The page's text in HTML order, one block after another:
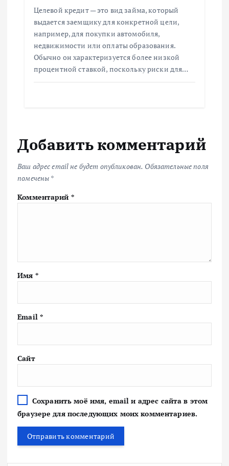
Целевой кредит — это вид займа, который
выдается заемщику для конкретной цели,
например, для покупки автомобиля,
недвижимости или оплаты образования.
Обычно он характеризуется более низкой
процентной ставкой, поскольку риски для…
Добавить комментарий
Ваш адрес email не будет опубликован. Обязательные поля
помечены *
Комментарий *
Имя *
Email *
Сайт
Сохранить моё имя, email и адрес сайта в этом
браузере для последующих моих комментариев.